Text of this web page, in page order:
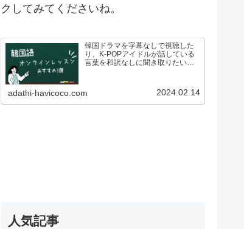
クしてみてくださいね。
韓国ドラマを字幕なしで視聴した
り、K-POPアイドルが話している
言葉を和訳なしに聞き取りたいと
うか？ですが、いざ韓国語を学ぼ
う！としている方も、こんな悩み
があるのではないでしょうか…
adathi-havicoco.com 2024.02.14
人気記事